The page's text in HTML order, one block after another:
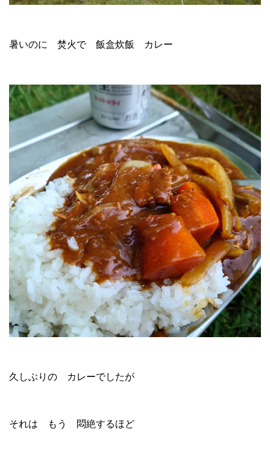
暑いのに 焚火で 飯盒炊飯 カレー
久しぶりの カレーでしたが
それは もう 悶絶するほど